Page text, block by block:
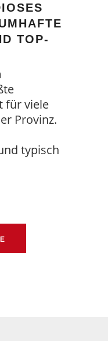
TOP-
für viele
Provinz.
typisch